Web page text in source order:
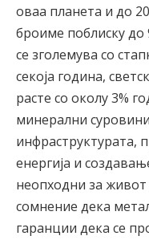
оваа планета и до
броиме поблиску до
се зголемува со
секоја година,
расте со околу 3%
минерални
инфраструктурата,
енергија и
неопходни за живот
сомнение дека
гаранции дека се